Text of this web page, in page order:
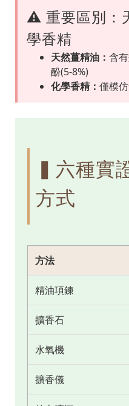
⚠️ 重要區別：
學香精
天然薑精油： 含
酚(5-8%)
化學香精： 僅模
▍六種實
方式
方法
精油項鍊
擴香石
水氧機
擴香儀